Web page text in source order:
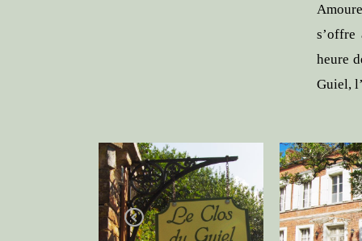
s’offre
heure
Guiel,